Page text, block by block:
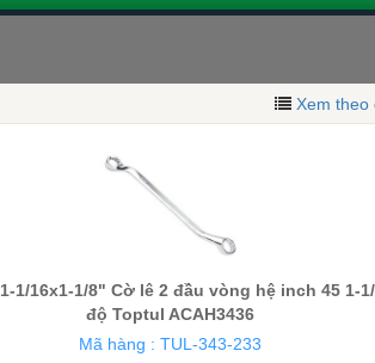
Xem theo
1-1/16x1-1/8" Cờ lê 2 đầu vòng hệ inch 45
độ Toptul ACAH3436
Mã hàng : TUL-343-233
1-